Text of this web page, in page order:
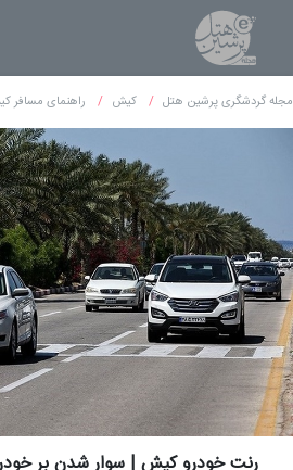
مجله گردشگری پرشین هتل کیش راهنمای مسافر